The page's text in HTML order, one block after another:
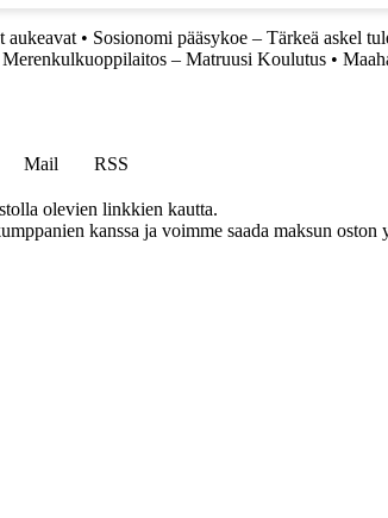
aukeavat • Sosionomi pääsykoe – Tärkeä askel
– Matruusi Koulutus •
Mail
RSS
olevien linkkien kautta.
kanssa ja voimme saada maksun